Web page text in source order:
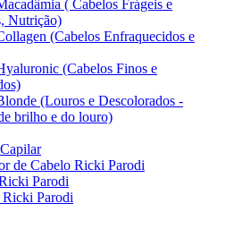
( Cabelos Frágeis e
Nutrição)
(Cabelos Enfraquecidos e
(Cabelos Finos e
(Louros e Descolorados -
brilho e do louro)
de Cabelo Ricki Parodi
Parodi
Ricki Parodi